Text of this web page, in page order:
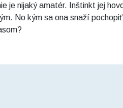
je nijaký amatér. Inštinkt jej
No kým sa ona snaží